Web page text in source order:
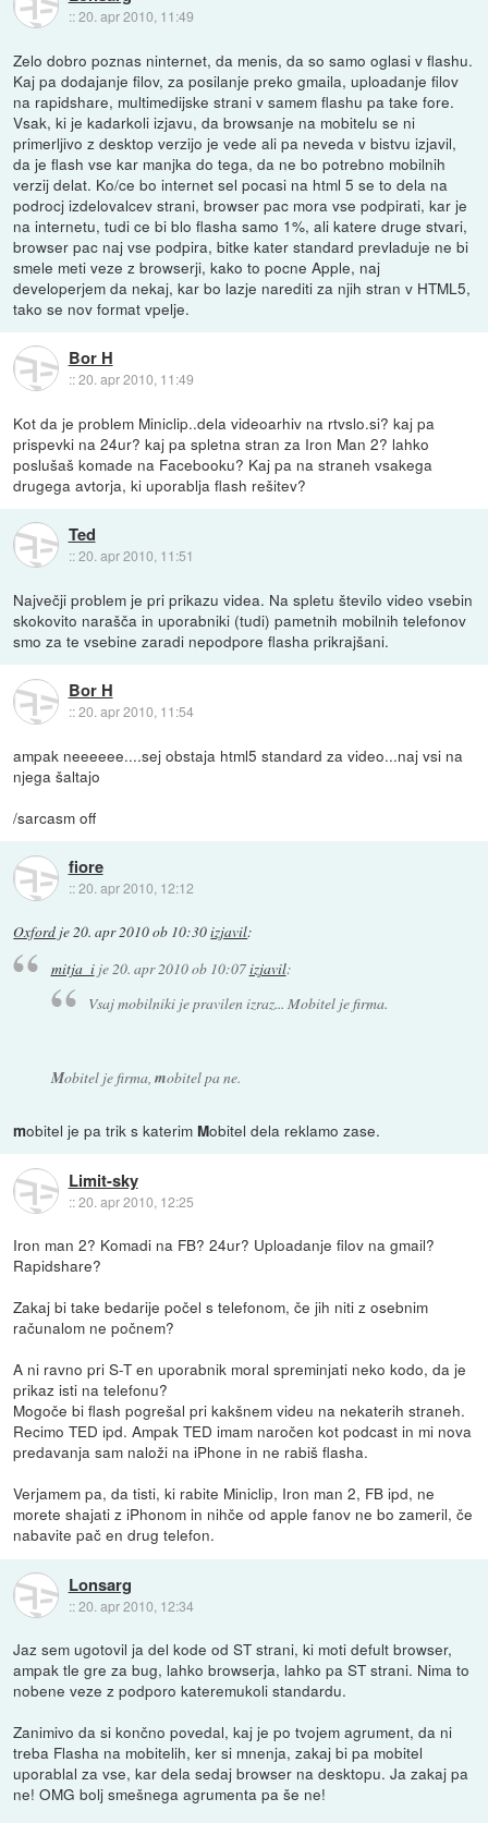
::20. apr 2010, 11:49
Zelo dobro poznas ninternet, da menis, da so samo oglasi v flashu.
Kaj pa dodajanje filov, za posilanje preko gmaila, uploadanje filov
na rapidshare, multimedijske strani v samem flashu pa take fore.
Vsak, ki je kadarkoli izjavu, da browsanje na mobitelu se ni
primerljivo z desktop verzijo je vede ali pa neveda v bistvu izjavil,
da je flash vse kar manjka do tega, da ne bo potrebno mobilnih
verzij delat. Ko/ce bo internet sel pocasi na html 5 se to dela na
podrocj izdelovalcev strani, browser pac mora vse podpirati, kar je
na internetu, tudi ce bi blo flasha samo 1%, ali katere druge stvari,
browser pac naj vse podpira, bitke kater standard prevladuje ne bi
smele meti veze z browserji, kako to pocne Apple, naj
developerjem da nekaj, kar bo lazje narediti za njih stran v HTML5,
tako se nov format vpelje.
Bor H
::20. apr 2010, 11:49
Kot da je problem Miniclip..dela videoarhiv na rtvslo.si? kaj pa
prispevki na 24ur? kaj pa spletna stran za Iron Man 2? lahko
poslušaš komade na Facebooku? Kaj pa na straneh vsakega
drugega avtorja, ki uporablja flash rešitev?
Ted
::20. apr 2010, 11:51
Največji problem je pri prikazu videa. Na spletu število video vsebin
skokovito narašča in uporabniki (tudi) pametnih mobilnih telefonov
smo za te vsebine zaradi nepodpore flasha prikrajšani.
Bor H
::20. apr 2010, 11:54
ampak neeeeee....sej obstaja html5 standard za video...naj vsi na
njega šaltajo
/sarcasm off
fiore
::20. apr 2010, 12:12
Oxford je20. apr 2010 ob 10:30izjavil:
mitja_ije 20. apr 2010 ob 10:07izjavil:
Vsaj mobilniki je pravilen izraz... Mobitel je firma.
Mobitel je firma, mobitel pa ne.
mobitel je pa trik s katerim Mobitel dela reklamo zase.
Limit-sky
::20. apr 2010, 12:25
Iron man 2? Komadi na FB? 24ur? Uploadanje filov na gmail?
Rapidshare?
Zakaj bi take bedarije počel s telefonom, če jih niti z osebnim
računalom ne počnem?
A ni ravno pri S-T en uporabnik moral spreminjati neko kodo, da je
prikaz isti na telefonu?
Mogoče bi flash pogrešal pri kakšnem videu na nekaterih straneh.
Recimo TED ipd. Ampak TED imam naročen kot podcast in mi nova
predavanja sam naloži na iPhone in ne rabiš flasha.
Verjamem pa, da tisti, ki rabite Miniclip, Iron man 2, FB ipd, ne
morete shajati z iPhonom in nihče od apple fanov ne bo zameril, če
nabavite pač en drug telefon.
Lonsarg
::20. apr 2010, 12:34
Jaz sem ugotovil ja del kode od ST strani, ki moti defult browser,
ampak tle gre za bug, lahko browserja, lahko pa ST strani. Nima to
nobene veze z podporo kateremukoli standardu.
Zanimivo da si končno povedal, kaj je po tvojem agrument, da ni
treba Flasha na mobitelih, ker si mnenja, zakaj bi pa mobitel
uporablal za vse, kar dela sedaj browser na desktopu. Ja zakaj pa
ne! OMG bolj smešnega agrumenta pa še ne!